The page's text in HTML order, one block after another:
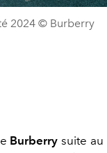
2024 © Burberry
Burberry suite